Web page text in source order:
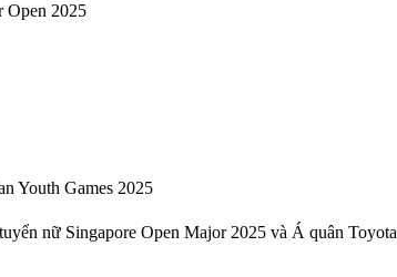
Open 2025
Youth Games 2025
nữ Singapore Open Major 2025 và Á quân Toyota